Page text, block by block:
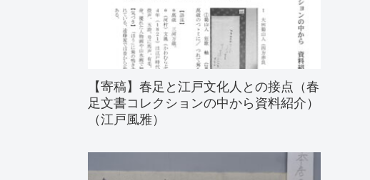
【寄稿】春足と江戸文化人との接点（春
足文書コレクションの中から資料紹介）
（江戸風雅）